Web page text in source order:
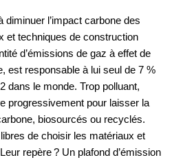
l’impact carbone des
et techniques de construction
d’émissions de gaz à effet de
est responsable à lui seul de 7 %
dans le monde. Trop polluant,
progressivement pour laisser la
biosourcés ou recyclés.
de choisir les matériaux et
repère ? Un plafond d’émission